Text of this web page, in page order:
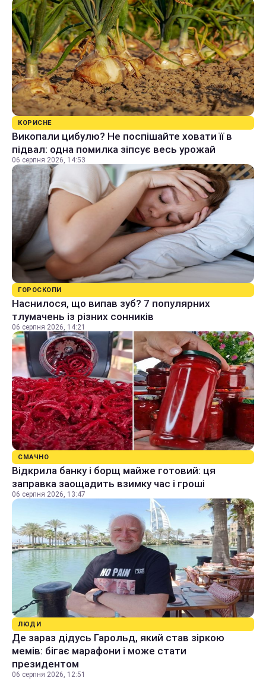
КОРИСНЕ
Викопали цибулю? Не поспішайте ховати її в
підвал: одна помилка зіпсує весь урожай
06 серпня 2026, 14:53
ГОРОСКОПИ
Наснилося, що випав зуб? 7 популярних
тлумачень із різних сонників
06 серпня 2026, 14:21
СМАЧНО
Відкрила банку і борщ майже готовий: ця
заправка заощадить взимку час і гроші
06 серпня 2026, 13:47
ЛЮДИ
Де зараз дідусь Гарольд, який став зіркою
мемів: бігає марафони і може стати
президентом
06 серпня 2026, 12:51